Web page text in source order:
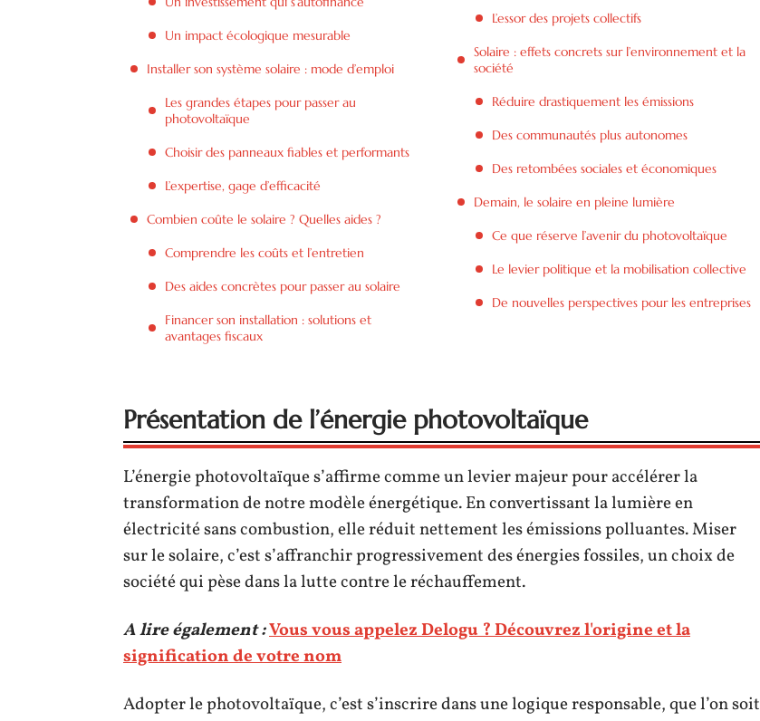
Un impact écologique mesurable
Installer son système solaire : mode d’emploi
Les grandes étapes pour passer au
photovoltaïque
Choisir des panneaux fiables et performants
L’expertise, gage d’efficacité
Combien coûte le solaire ? Quelles aides ?
Comprendre les coûts et l’entretien
Des aides concrètes pour passer au solaire
Financer son installation : solutions et
avantages fiscaux
L’essor des projets collectifs
Solaire : effets concrets sur l’environnement et la
société
Réduire drastiquement les émissions
Des communautés plus autonomes
Des retombées sociales et économiques
Demain, le solaire en pleine lumière
Ce que réserve l’avenir du photovoltaïque
Le levier politique et la mobilisation collective
De nouvelles perspectives pour les entreprises
Présentation de l’énergie photovoltaïque
L’énergie photovoltaïque s’affirme comme un levier majeur pour accélérer la
transformation de notre modèle énergétique. En convertissant la lumière en
électricité sans combustion, elle réduit nettement les émissions polluantes. Miser
sur le solaire, c’est s’affranchir progressivement des énergies fossiles, un choix de
société qui pèse dans la lutte contre le réchauffement.
A lire également :Vous vous appelez Delogu ? Découvrez l'origine et la
signification de votre nom
Adopter le photovoltaïque, c’est s’inscrire dans une logique responsable, que l’on soit